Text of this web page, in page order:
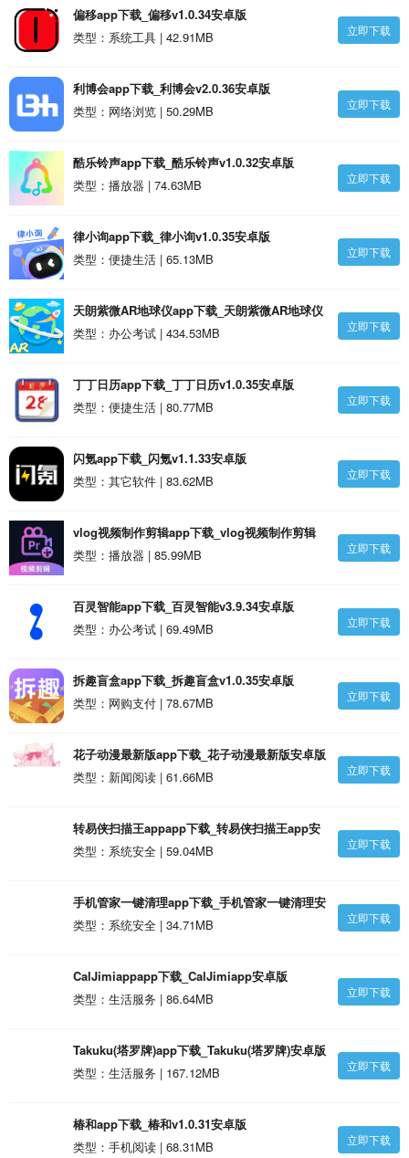
偏移app下载_偏移v1.0.34安卓版
类型：系统工具 | 42.91MB
立即下载
利博会app下载_利博会v2.0.36安卓版
类型：网络浏览 | 50.29MB
立即下载
酷乐铃声app下载_酷乐铃声v1.0.32安卓版
类型：播放器 | 74.63MB
立即下载
律小询app下载_律小询v1.0.35安卓版
类型：便捷生活 | 65.13MB
立即下载
天朗紫微AR地球仪app下载_天朗紫微AR地球仪
v1.0.34安卓版
类型：办公考试 | 434.53MB 立即下载
丁丁日历app下载_丁丁日历v1.0.35安卓版
类型：便捷生活 | 80.77MB
立即下载
闪氪app下载_闪氪v1.1.33安卓版
类型：其它软件 | 83.62MB
立即下载
vlog视频制作剪辑app下载_vlog视频制作剪辑
v1.0.32安卓版
类型：播放器 | 85.99MB 立即下载
百灵智能app下载_百灵智能v3.9.34安卓版
类型：办公考试 | 69.49MB
立即下载
拆趣盲盒app下载_拆趣盲盒v1.0.35安卓版
类型：网购支付 | 78.67MB
立即下载
花子动漫最新版app下载_花子动漫最新版安卓版
类型：新闻阅读 | 61.66MB
立即下载
转易侠扫描王appapp下载_转易侠扫描王app安
卓版
类型：系统安全 | 59.04MB 立即下载
手机管家一键清理app下载_手机管家一键清理安
卓版
类型：系统安全 | 34.71MB 立即下载
CalJimiappapp下载_CalJimiapp安卓版
类型：生活服务 | 86.64MB
立即下载
Takuku(塔罗牌)app下载_Takuku(塔罗牌)安卓版
类型：生活服务 | 167.12MB
立即下载
椿和app下载_椿和v1.0.31安卓版
类型：手机阅读 | 68.31MB
立即下载